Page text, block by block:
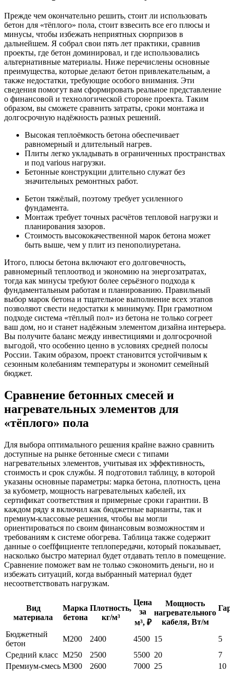
Прежде чем окончательно решить, стоит ли использовать
бетон для «тёплого» пола, стоит взвесить все его плюсы и
минусы, чтобы избежать неприятных сюрпризов в
дальнейшем. Я собрал свои пять лет практики, сравнив
проекты, где бетон доминировал, и где использовались
альтернативные материалы. Ниже перечислены основные
преимущества, которые делают бетон привлекательным, а
также недостатки, требующие особого внимания. Эти
сведения помогут вам сформировать реальное представление
о финансовой и технологической стороне проекта. Таким
образом, вы сможете сравнить затраты, сроки монтажа и
долгосрочную надёжность разных решений.
Высокая теплоёмкость бетона обеспечивает
равномерный и длительный нагрев.
Плиты легко укладывать в ограниченных пространствах
и под various нагрузки.
Бетонные конструкции длительно служат без
значительных ремонтных работ.
Бетон тяжёлый, поэтому требует усиленного
фундамента.
Монтаж требует точных расчётов тепловой нагрузки и
планирования зазоров.
Стоимость высококачественной марок бетона может
быть выше, чем у плит из пенополиуретана.
Итого, плюсы бетона включают его долговечность,
равномерный теплоотвод и экономию на энергозатратах,
тогда как минусы требуют более серьёзного подхода к
фундаментальным работам и планированию. Правильный
выбор марок бетона и тщательное выполнение всех этапов
позволяют свести недостатки к минимуму. При грамотном
подходе система «тёплый пол» из бетона не только согреет
ваш дом, но и станет надёжным элементом дизайна интерьера.
Вы получите баланс между инвестициями и долгосрочной
выгодой, что особенно ценно в условиях средней полосы
России. Таким образом, проект становится устойчивым к
сезонным колебаниям температуры и экономит семейный
бюджет.
Сравнение бетонных смесей и
нагревательных элементов для
«тёплого» пола
Для выбора оптимального решения крайне важно сравнить
доступные на рынке бетонные смеси с типами
нагревательных элементов, учитывая их эффективность,
стоимость и срок службы. Я подготовил таблицу, в которой
указаны основные параметры: марка бетона, плотность, цена
за кубометр, мощность нагревательных кабелей, их
сертификат соответствия и примерные сроки гарантии. В
каждом ряду я включил как бюджетные варианты, так и
премиум‑классовые решения, чтобы вы могли
ориентироваться по своим финансовым возможностям и
требованиям к системе обогрева. Таблица также содержит
данные о coeffфициенте теплопередачи, который показывает,
насколько быстро материал будет отдавать тепло в помещение.
Сравнение поможет вам не только сэкономить деньги, но и
избежать ситуаций, когда выбранный материал будет
несоответствовать нагрузкам.
Вид
материала
Марка
бетона
Плотность,
кг/м³
Цена
за
м³, ₽
Мощность
нагревательного
кабеля, Вт/м
Бюджетный
бетон
M200 2400 4500 15
5
Средний класс M250 2500 5500 20
7
Премиум‑смесь M300 2600 7000 25
10